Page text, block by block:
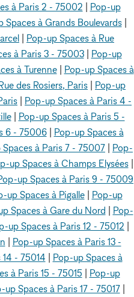
à Paris 2 - 75002
Pop-up
Spaces à Grands Boulevards|
Pop-up Spaces à Rue
à Paris 3 - 75003| Pop-up
à Turenne| Pop-up Spaces à
des Rosiers, Paris
Pop-up
Pop-up Spaces à Paris 4 -
| Pop-up Spaces à Paris 5 -
6 - 75006| Pop-up Spaces à
à Paris 7 - 75007
Pop-
up Spaces à Champs Elysées|
up Spaces à Paris 9 - 75009
up Spaces à Pigalle| Pop-up
Spaces à Gare du Nord
Pop-
up Spaces à Paris 12 - 75012
Pop-up Spaces à Paris 13 -
- 75014
Pop-up Spaces à
à Paris 15 - 75015
Pop-up
up Spaces à Paris 17 - 75017|